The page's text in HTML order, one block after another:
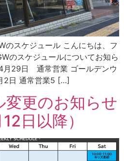
のスケジュール こんにちは、フ
のスケジュールについてお知ら
月29日 通常営業 ゴールデンウ
2日 通常営業5 […]
変更のお知らせ
日以降）